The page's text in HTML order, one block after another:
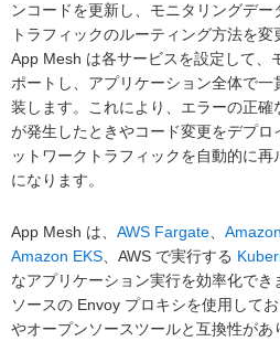
ンコードを更新し、モニタリングデ
トラフィックのルーティング方法を変
App Mesh は各サービスを設定して、
ポートし、アプリケーション全体で
装します。これにより、エラーの正
が発生したときやコード変更をデプ
ットワークトラフィックを自動的に
になります。
App Mesh は、 AWS Fargate
Amazon EKS 、AWS で実行する
なアプリケーション実行を効率化で
ソースの Envoy プロキシを使用して
やオープンソースツールと互換性があ